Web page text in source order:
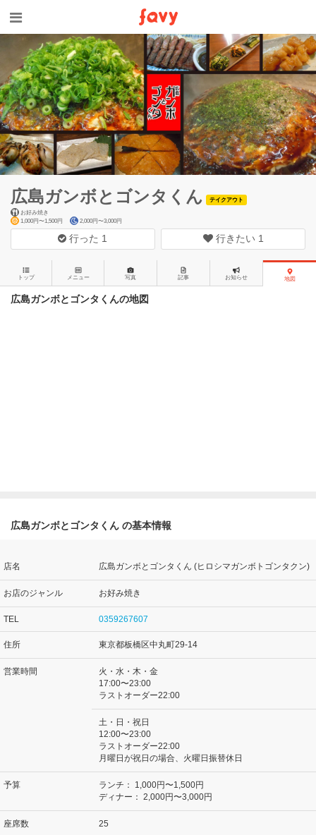
広島ガンボとゴンタくん
テイクアウト
お好み焼き
1,000円〜1,500円
2,000円〜3,000円
行った 1 行きたい 1
トップ メニュー 写真 記事 お知らせ 地図
広島ガンボとゴンタくんの地図
広島ガンボとゴンタくん の基本情報
店名 広島ガンボとゴンタくん (ヒロシマガンボトゴンタクン)
お店のジャンル お好み焼き
TEL 0359267607
住所 東京都板橋区中丸町29-14
営業時間
火・水・木・金
17:00〜23:00
ラストオーダー22:00
土・日・祝日
12:00〜23:00
ラストオーダー22:00
月曜日が祝日の場合、火曜日振替休日
予算 ランチ：
1,000円〜1,500円
ディナー： 2,000円〜3,000円
座席数 25